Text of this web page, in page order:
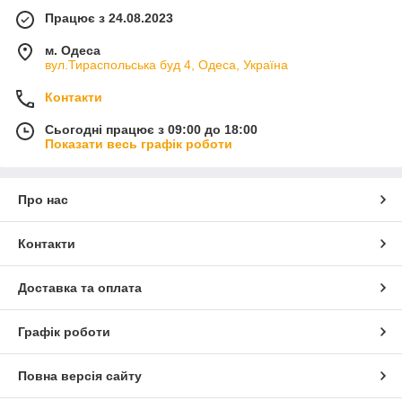
Працює з 24.08.2023
м. Одеса
вул.Тираспольська буд 4, Одеса, Україна
Контакти
Сьогодні працює з 09:00 до 18:00
Показати весь графік роботи
Про нас
Контакти
Доставка та оплата
Графік роботи
Повна версія сайту